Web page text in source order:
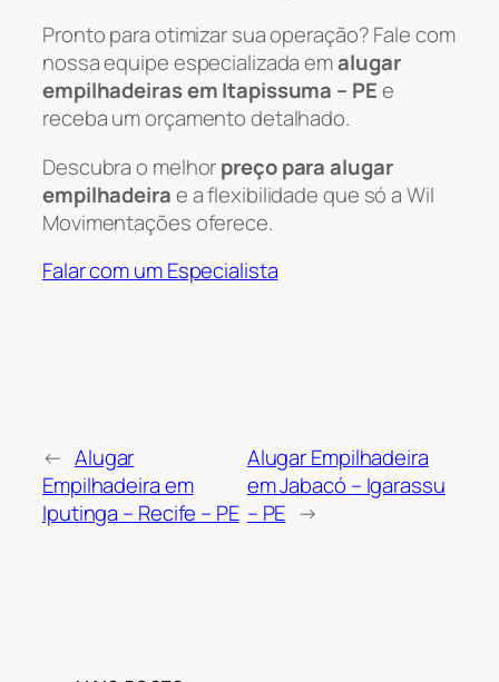
Pronto para otimizar sua operação? Fale com
nossa equipe especializada emalugar
empilhadeiras em Itapissuma – PEe
receba um orçamento detalhado.
Descubra o melhorpreço para alugar
empilhadeirae a flexibilidade que só a Wil
Movimentações oferece.
Falar com um Especialista
← Alugar
Empilhadeira em
Iputinga – Recife – PE
Alugar Empilhadeira
em Jabacó – Igarassu
– PE →